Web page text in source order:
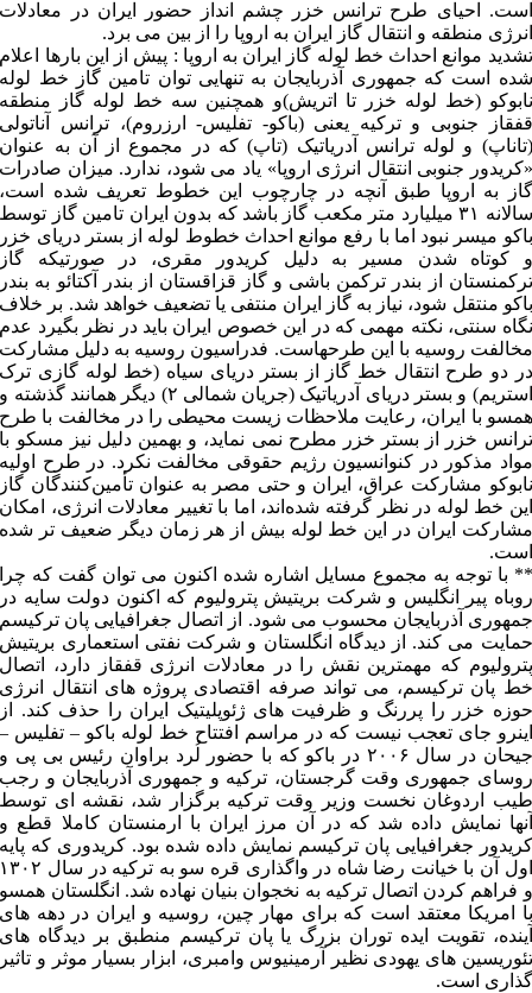
است. احیای طرح ترانس خزر چشم انداز حضور ایران در معادلات
انرژی منطقه و انتقال گاز ایران به اروپا را از بین می برد.
تشدید موانع احداث خط لوله گاز ایران به اروپا : پیش از این بارها اعلام
شده است که جمهوری آذربایجان به تنهایی توان تامین گاز خط لوله
نابوکو (خط لوله خزر تا اتریش)و همچنین سه خط لوله گاز منطقه
قفقاز جنوبی و ترکیه یعنی (باکو- تفلیس- ارزروم)، ترانس آناتولی
(تاناپ) و لوله ترانس آدریاتیک (تاپ) که در مجموع از آن به عنوان
«کریدور جنوبی انتقال انرژی اروپا» یاد می شود، ندارد. میزان صادرات
گاز به اروپا طبق آنچه در چارچوب این خطوط تعریف شده است،
سالانه ۳۱ میلیارد متر مکعب گاز باشد که بدون ایران تامین گاز توسط
باکو میسر نبود اما با رفع موانع احداث خطوط لوله از بستر دریای خزر
و کوتاه شدن مسیر به دلیل کریدور مقری، در صورتیکه گاز
ترکمنستان از بندر ترکمن باشی و گاز قزاقستان از بندر آکتائو به بندر
باکو منتقل شود، نیاز به گاز ایران منتفی یا تضعیف خواهد شد. بر خلاف
نگاه سنتی، نکته مهمی که در این خصوص ایران باید در نظر بگیرد عدم
مخالفت روسیه با این طرحهاست. فدراسیون روسیه به دلیل مشارکت
در دو طرح انتقال خط گاز از بستر دریای سیاه (خط لوله گازی ترک
استریم) و بستر دریای آدریاتیک (جریان شمالی ۲) دیگر همانند گذشته و
همسو با ایران، رعایت ملاحظات زیست محیطی را در مخالفت با طرح
ترانس خزر از بستر خزر مطرح نمی نماید، و بهمین دلیل نیز مسکو با
مواد مذکور در کنوانسیون رژیم حقوقی مخالفت نکرد. در طرح اولیه
نابوکو مشارکت عراق، ایران و حتی مصر به عنوان تأمین‌کنندگان گاز
این خط لوله در نظر گرفته شده‌اند، اما با تغییر معادلات انرژی، امکان
مشارکت ایران در این خط لوله بیش از هر زمان دیگر ضعیف تر شده
است.
** با توجه به مجموع مسایل اشاره شده اکنون می توان گفت که چرا
روباه پیر انگلیس و شرکت بریتیش پترولیوم که اکنون دولت سایه در
جمهوری آذربایجان محسوب می شود. از اتصال جغرافیایی پان ترکیسم
حمایت می کند. از دیدگاه انگلستان و شرکت نفتی استعماری بریتیش
پترولیوم که مهمترین نقش را در معادلات انرژی قفقاز دارد، اتصال
خط پان ترکیسم، می تواند صرفه اقتصادی پروژه های انتقال انرژی
حوزه خزر را پررنگ و ظرفیت های ژئوپلیتیک ایران را حذف کند. از
اینرو جای تعجب نیست که در مراسم افتتاح خط لوله باکو – تفلیس –
جیحان در سال ۲۰۰۶ در باکو که با حضور لُرد براوان رئیس بی پی و
روسای جمهوری وقت گرجستان، ترکیه و جمهوری آذربایجان و رجب
طیب اردوغان نخست وزیر وقت ترکیه برگزار شد، نقشه ای توسط
آنها نمایش داده شد که در آن مرز ایران با ارمنستان کاملا قطع و
کریدور جغرافیایی پان ترکیسم نمایش داده شده بود. کریدوری که پایه
اول آن با خیانت رضا شاه در واگذاری قره سو به ترکیه در سال ۱۳۰۲
و فراهم کردن اتصال ترکیه به نخجوان بنیان نهاده شد. انگلستان همسو
با امریکا معتقد است که برای مهار چین، روسیه و ایران در دهه های
آینده، تقویت ایده توران بزرگ یا پان ترکیسم منطبق بر دیدگاه های
تئوریسین های یهودی نظیر آرمینیوس وامبری، ابزار بسیار موثر و تاثیر
گذاری است.